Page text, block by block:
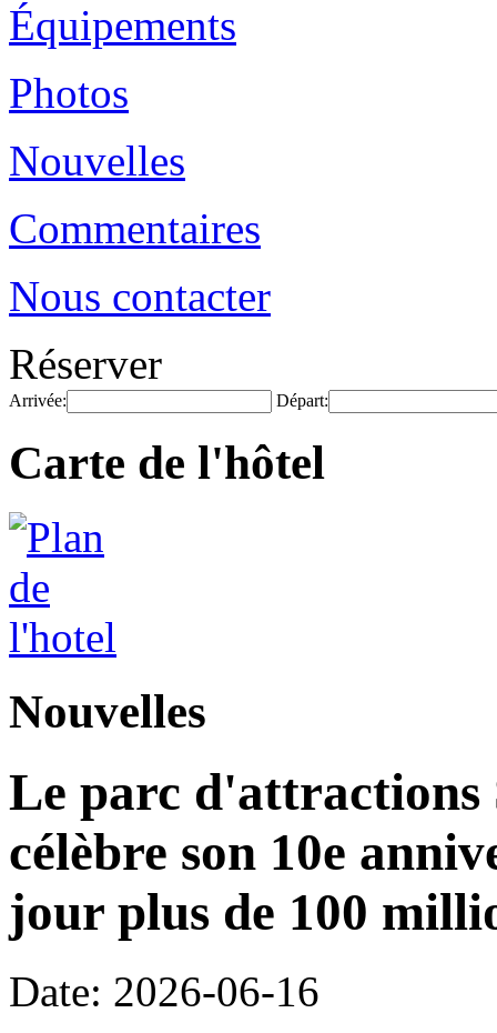
Équipements
Photos
Nouvelles
Commentaires
Nous contacter
Réserver
Arrivée: Départ:
Carte de l'hôtel
Nouvelles
Le parc d'attractions
célèbre son 10e
jour plus de 100
Date: 2026-06-16